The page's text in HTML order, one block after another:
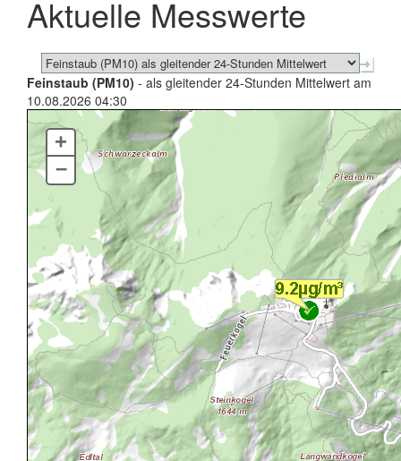
schließen
Aktuelle Messwerte
Feinstaub (PM10) - als gleitender 24-Stunden Mittelwert am
10.08.2026 04:30
+
–